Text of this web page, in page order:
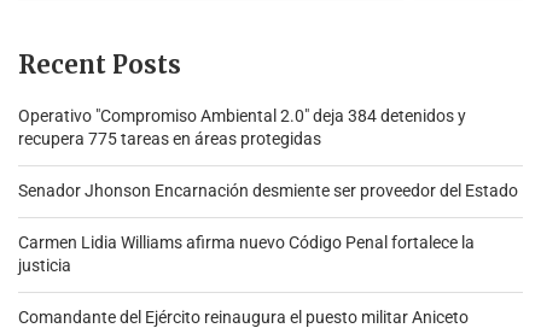
Recent Posts
Operativo "Compromiso Ambiental 2.0″ deja 384 detenidos y
recupera 775 tareas en áreas protegidas
Senador Jhonson Encarnación desmiente ser proveedor del Estado
Carmen Lidia Williams afirma nuevo Código Penal fortalece la
justicia
Comandante del Ejército reinaugura el puesto militar Aniceto